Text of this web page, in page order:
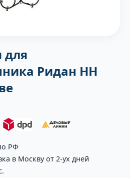
для
Ридан НН
РФ
в Москву от 2-ух дней